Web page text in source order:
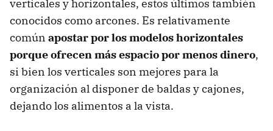
verticales y horizontales, estos últimos también
conocidos como arcones. Es relativamente
común apostar por los modelos horizontales
porque ofrecen más espacio por menos dinero,
si bien los verticales son mejores para la
organización al disponer de baldas y cajones,
dejando los alimentos a la vista.